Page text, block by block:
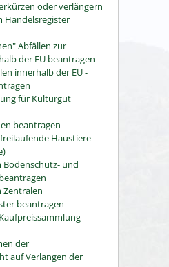
oder verlängern
Handelsregister
Abfällen zur
der EU beantragen
innerhalb der EU -
für Kulturgut
beantragen
Haustiere
und
Zentralen
beantragen
der
auf Verlangen der